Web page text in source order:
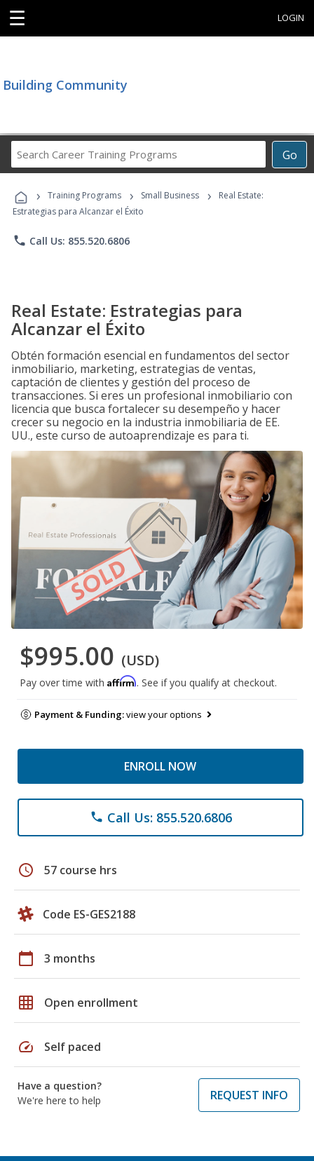
☰ LOGIN
Building Community
Go
Career
Programs
› Training Programs › Small Business ›
Real Estate:
Estrategias para Alcanzar el Éxito
phone Call Us: 855.520.6806
Real Estate: Estrategias para
Alcanzar el Éxito
Obtén formación esencial en fundamentos del sector
inmobiliario, marketing, estrategias de ventas,
captación de clientes y gestión del proceso de
transacciones. Si eres un profesional inmobiliario con
licencia que busca fortalecer su desempeño y hacer
crecer su negocio en la industria inmobiliaria de EE.
UU., este curso de autoaprendizaje es para ti.
$995.00 (USD)
Pay over time with Affirm. See if you qualify at checkout.
Payment & Funding:view your options
ENROLL NOW
phone Call Us: 855.520.6806
schedule 57 course hrs
Code ES-GES2188
calendar_today 3 months
grid_on Open enrollment
speed Self paced
Have a question?
We're here to help
REQUEST INFO